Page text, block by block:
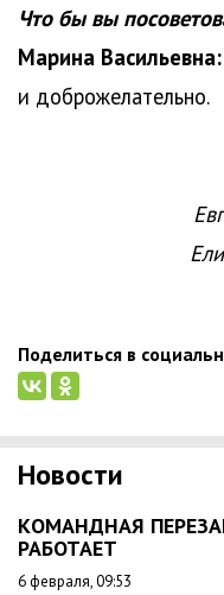
Что бы вы
Марина Васильевна:
и доброжелательно.
Поделиться в
Новости
КОМАНДНАЯ
РАБОТАЕТ
6 февраля, 09:53